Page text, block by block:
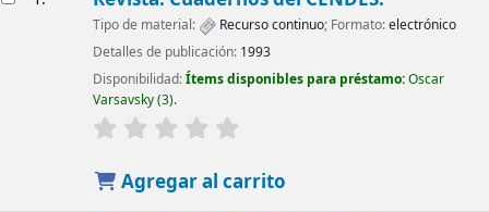
Tipo de material: Recurso continuo; Formato:electrónico
Detalles de publicación: 1993
Disponibilidad:Ítems disponibles para préstamo:Oscar
Varsavsky(3).
Agregar al carrito